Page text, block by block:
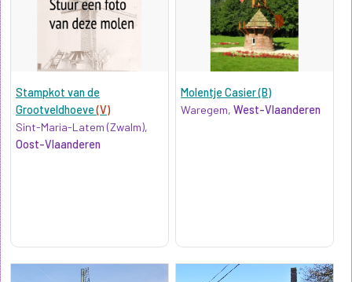
Stampkot van de
Grootveldhoeve(V)
Sint-Maria-Latem (Zwalm),
Oost-Vlaanderen
Molentje Casier (B)
Waregem,West-Vlaanderen